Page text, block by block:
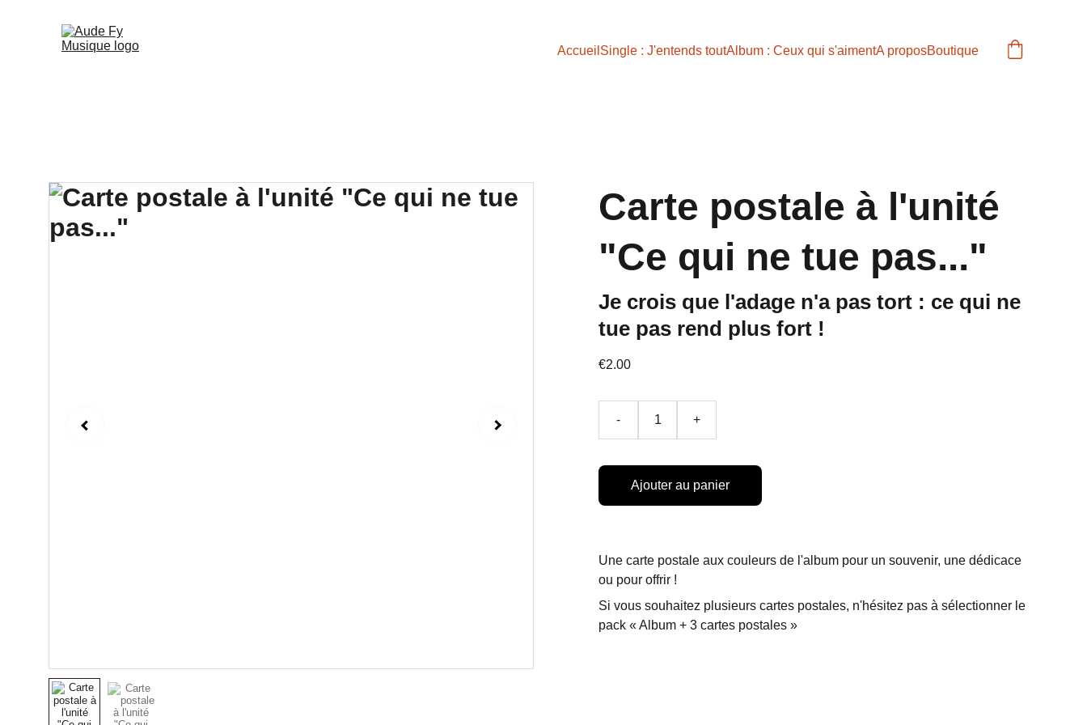
Accueil Single : J'entends toutAlbum : Ceux qui s'aimentA proposBoutique
Carte postale à l'unité
"Ce qui ne tue pas..."
Je crois que l'adage n'a pas tort : ce qui ne
tue pas rend plus fort !
€2.00
- +
Ajouter au panier
Une carte postale aux couleurs de l'album pour un souvenir, une dédicace
ou pour offrir !
Si vous souhaitez plusieurs cartes postales, n'hésitez pas à sélectionner le
pack « Album + 3 cartes postales »